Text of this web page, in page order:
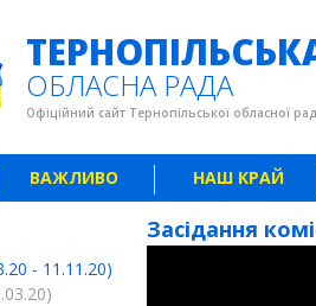
ОБЛАСНА РАДА
Офіційний сайт Тернопільської обласної
ВАЖЛИВО НАШ КРАЙ
- 11.11.20)
Засідання